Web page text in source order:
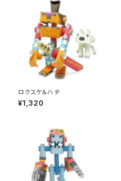
ロクスケ＆ハチ
¥1,320